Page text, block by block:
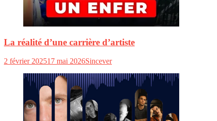
La réalité d’une carrière d’artiste
2 février 202517 mai 2026Sincever